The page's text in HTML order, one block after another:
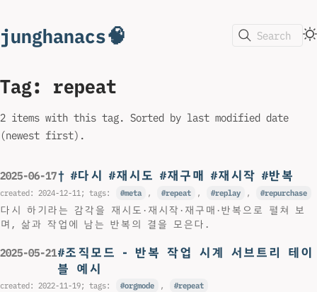
junghanacs🧠 Search
Tag: repeat
2 items with this tag. Sorted by last modified date
(newest first).
2025-06-17† #다시 #재시도 #재구매 #재시작 #반복
created: 2024-12-11; tags: meta , repeat , replay , repurchase
다시 하기라는 감각을 재시도·재시작·재구매·반복으로 펼쳐 보
며, 삶과 작업에 남는 반복의 결을 모은다.
2025-05-21#조직모드 - 반복 작업 시계 서브트리 테이
블 예시
created: 2022-11-19; tags: orgmode , repeat